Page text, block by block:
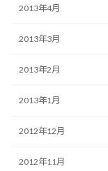
2013年4月
2013年3月
2013年2月
2013年1月
2012年12月
2012年11月